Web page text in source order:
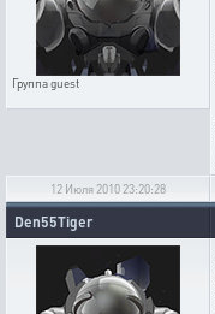
Группаguest
12 Июля 2010 23:20:28
Den55Tiger